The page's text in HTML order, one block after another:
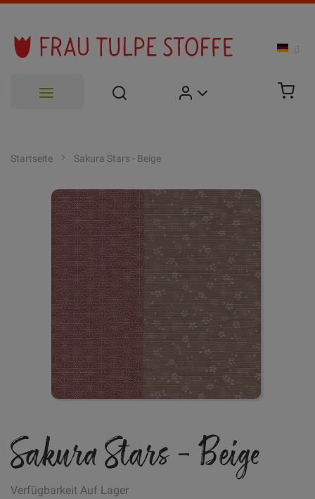
Startseite Sakura Stars - Beige
Bildgalerie
springen
der
Bildgalerie
springen
Sakura Stars - Beige
VerfügbarkeitAuf Lager